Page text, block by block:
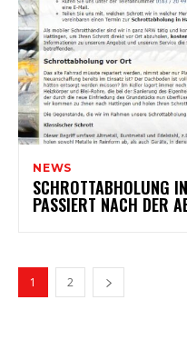
NEWS
SCHROTTABHOLUNG
PASSIERT NACH DER
1 2